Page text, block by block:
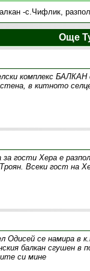
-с.Чифлик,
Още
комплекс БАЛКАН
в китното
гости Хера е
Всеки гост на
Одисей се намира в
балкан сгушен в
си мине